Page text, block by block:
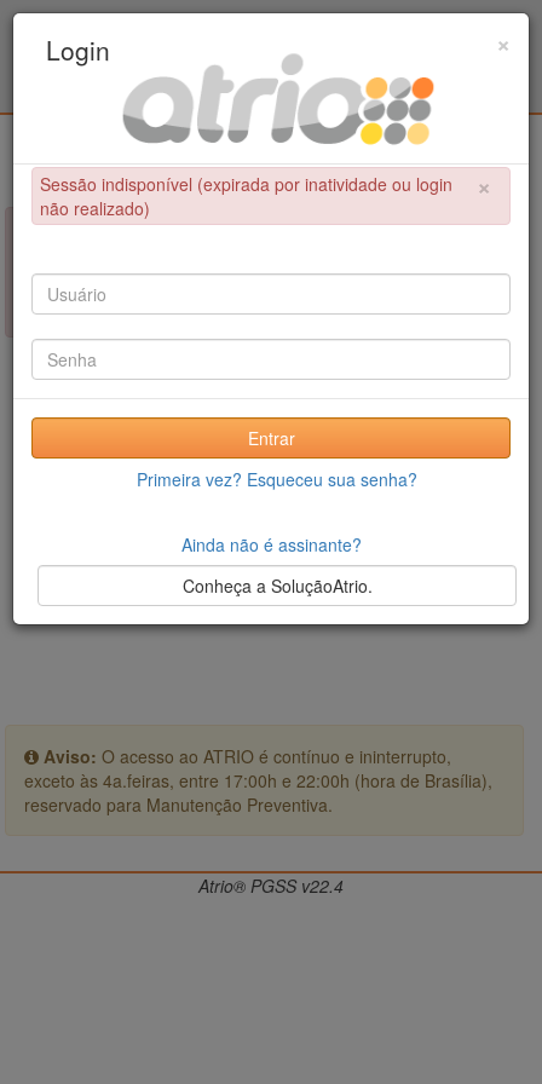
Educação Física / UPE - UFPB
×
NÃO FOI POSSÍVEL CONCLUIR A OPERAÇÃO
Sessão indisponível (expirada por inatividade ou login não
realizado)
Aviso: O acesso ao ATRIO é contínuo e ininterrupto,
exceto às 4a.feiras, entre 17:00h e 22:00h (hora de Brasília),
reservado para Manutenção Preventiva.
×
Login
×
Sessão indisponível (expirada por inatividade ou login
não realizado)
Entrar
Primeira vez? Esqueceu sua senha?
Ainda não é assinante?
Conheça a SoluçãoAtrio.
Atrio® PGSS v22.4